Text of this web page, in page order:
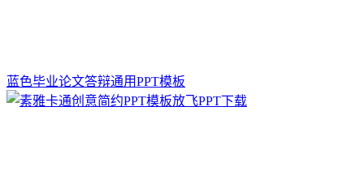
蓝色毕业论文答辩通用PPT模板